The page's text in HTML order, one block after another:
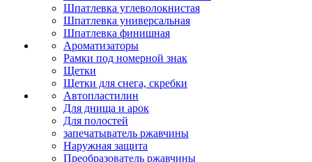
Шпатлевка углеволокнистая
Шпатлевка универсальная
Шпатлевка финишная
Ароматизаторы
Рамки под номерной знак
Щетки
Щетки для снега, скребки
Автопластилин
Для днища и арок
Для полостей
запечатыватель ржавчины
Наружная защита
Преобразователь ржавчины